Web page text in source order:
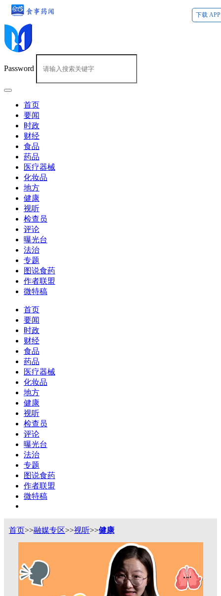
下载 APP
Password
首页
要闻
时政
财经
食品
药品
医疗器械
化妆品
地方
健康
视听
检查员
评论
曝光台
法治
专题
图说食药
作者联盟
微特稿
首页
要闻
时政
财经
食品
药品
医疗器械
化妆品
地方
健康
视听
检查员
评论
曝光台
法治
专题
图说食药
作者联盟
微特稿
首页>>融媒专区>>视听>>健康